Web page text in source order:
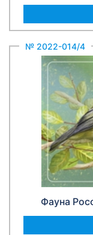
№ 2022-014/4
Фауна